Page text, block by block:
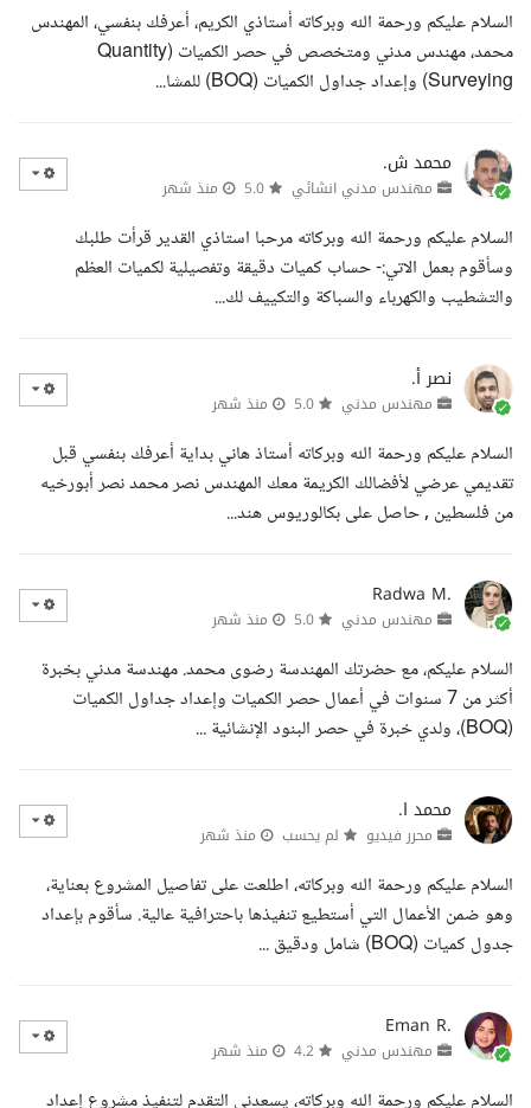
السلام عليكم ورحمة الله وبركاته أستاذي الكريم، أعرفك بنفسي، المهندس
محمد، مهندس مدني ومتخصص في حصر الكميات (Quantity
Surveying) وإعداد جداول الكميات (BOQ) للمشا...
محمد ش.
مهندس مدني انشائي منذ شهر
السلام عليكم ورحمة الله وبركاته مرحبا استاذي القدير قرأت طلبك
وسأقوم بعمل الاتي:- حساب كميات دقيقة وتفصيلية لكميات العظم
والتشطيب والكهرباء والسباكة والتكييف لك...
نصر أ.
مهندس مدني منذ شهر
السلام عليكم ورحمة الله وبركاته أستاذ هاني بداية أعرفك بنفسي قبل
تقديمي عرضي لأفضالك الكريمة معك المهندس نصر محمد نصر أبورخيه
من فلسطين , حاصل على بكالوريوس هند...
Radwa M.
مهندس مدني منذ شهر
السلام عليكم، مع حضرتك المهندسة رضوى محمد. مهندسة مدني بخبرة
أكثر من 7 سنوات في أعمال حصر الكميات وإعداد جداول الكميات
(BOQ)، ولدي خبرة في حصر البنود الإنشائية ...
محمد ا.
محرر فيديو لم يحسب منذ شهر
السلام عليكم ورحمة الله وبركاته، اطلعت على تفاصيل المشروع بعناية،
وهو ضمن الأعمال التي أستطيع تنفيذها باحترافية عالية. سأقوم بإعداد
جدول كميات (BOQ) شامل ودقيق ...
Eman R.
مهندس مدني منذ شهر
السلام عليكم ورحمة الله وبركاته، يسعدني التقدم لتنفيذ مشروع إعداد